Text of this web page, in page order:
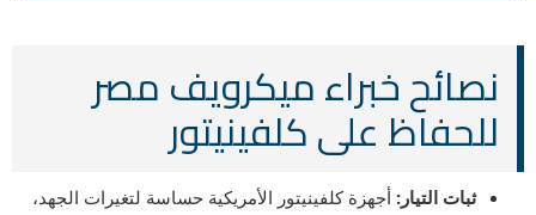
نصائح خبراء ميكرويف مصر
للحفاظ على كلفينيتور
ثبات التيار: أجهزة كلفينيتور الأمريكية حساسة لتغيرات الجهد،